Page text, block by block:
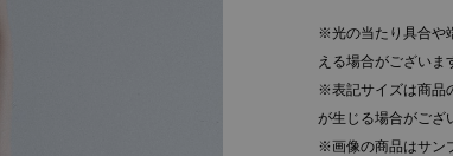
※光の当たり具合や
える場合がございま
※表記サイズは商品
が生じる場合がござ
※画像の商品はサン